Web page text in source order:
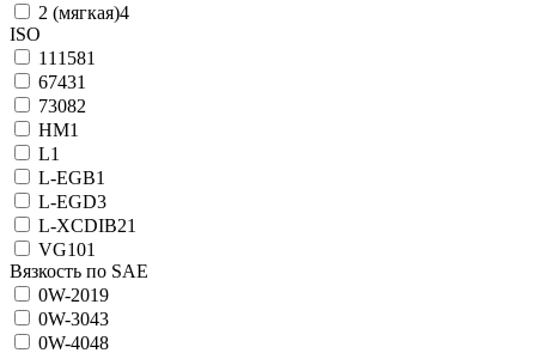
2 (мягкая)4
ISO
111581
67431
73082
HM1
L1
L-EGB1
L-EGD3
L-XCDIB21
VG101
Вязкость по SAE
0W-2019
0W-3043
0W-4048